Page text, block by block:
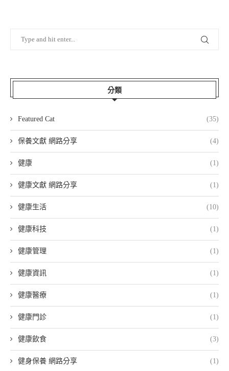
分類
Featured Cat (35)
保養文獻 網路分享 (4)
健康 (1)
健康文獻 網路分享 (1)
健康生活 (10)
健康科技 (1)
健康管理 (1)
健康資訊 (1)
健康醫療 (1)
健康門診 (1)
健康飲食 (3)
健身保養 網路分享 (1)